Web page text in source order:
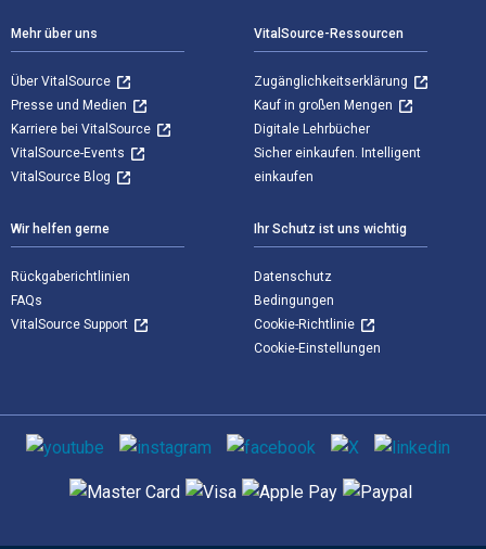
Mehr über uns
Über VitalSource
Presse und Medien
Karriere bei VitalSource
VitalSource-Events
VitalSource Blog
VitalSource-Ressourcen
Zugänglichkeitserklärung
Kauf in großen Mengen
Digitale Lehrbücher
Sicher einkaufen. Intelligent
einkaufen
Wir helfen gerne
Rückgaberichtlinien
FAQs
VitalSource Support
Ihr Schutz ist uns wichtig
Datenschutz
Bedingungen
Cookie-Richtlinie
Cookie-Einstellungen
Sozialen Medien
Unterstützte Zahlungsmethoden